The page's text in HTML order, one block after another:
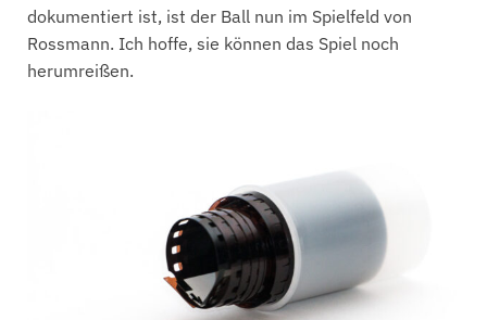
dokumentiert ist, ist der Ball nun im Spielfeld von
Rossmann. Ich hoffe, sie können das Spiel noch
herumreißen.